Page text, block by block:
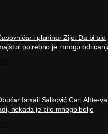
i planinar Zijo: Da bi bio
potrebno je mnogo
Ismail Salković Car: Ahte-
nekada je bilo mnogo bolje